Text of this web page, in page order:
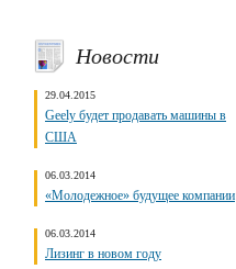
Новости
29.04.2015
Geely будет продавать машины в
США
06.03.2014
«Молодежное» будущее компании
06.03.2014
Лизинг в новом году